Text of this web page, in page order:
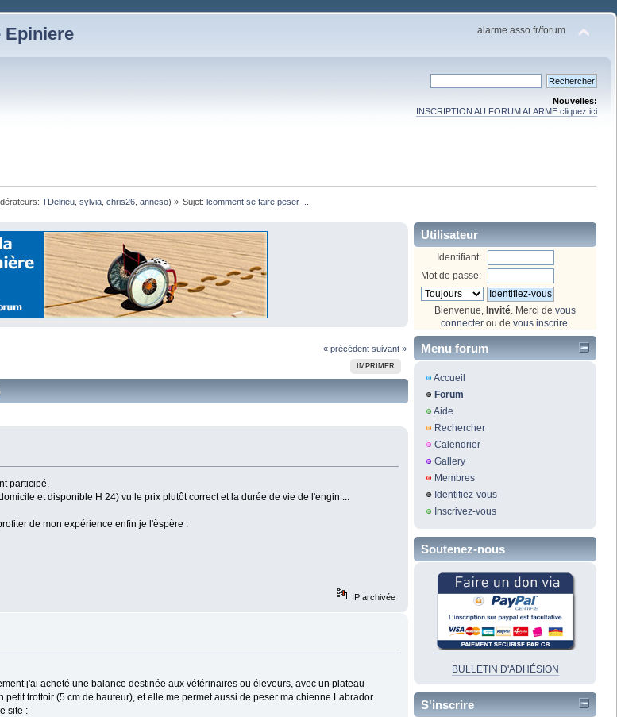
Epiniere alarme.asso.fr/forum
Nouvelles:
INSCRIPTION AU FORUM ALARME cliquez ici
TDelrieu, sylvia, chris26, anneso) » Sujet:lcomment se faire peser ...
« précédent suivant »
IMPRIMER
participé.
et disponible H 24) vu le prix plutôt correct et la durée de vie de l'engin ...
de mon expérience enfin je l'èspère .
IP archivée
j'ai acheté une balance destinée aux vétérinaires ou éleveurs, avec un plateau
trottoir (5 cm de hauteur), et elle me permet aussi de peser ma chienne Labrador.
site :
Utilisateur
Identifiant:
Mot de passe:
Bienvenue, Invité . Merci de vous
connecterou de vous inscrire
Menu forum
Accueil
Forum
Aide
Rechercher
Calendrier
Gallery
Membres
Identifiez-vous
Inscrivez-vous
Soutenez-nous
BULLETIN D'ADHÉSION
S'inscrire